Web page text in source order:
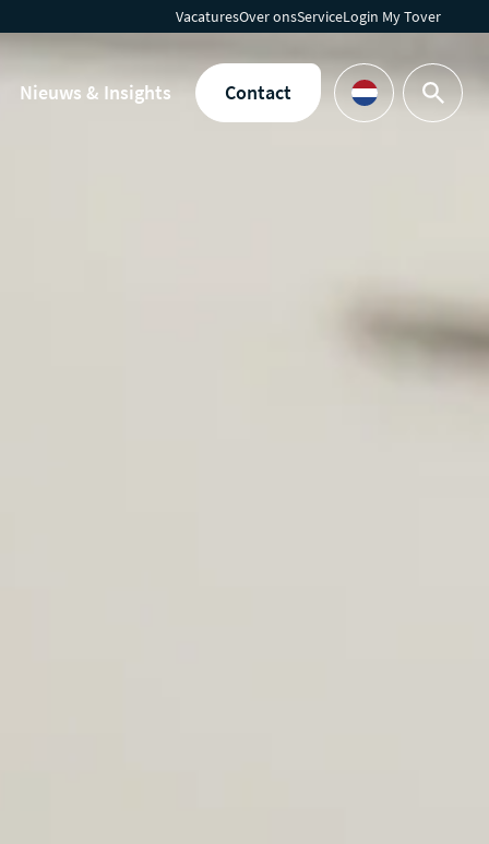
VacaturesOver onsServiceLogin My Tover
Nieuws & Insights
Contact
Languages
Zoeken